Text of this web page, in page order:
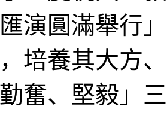
演圓滿舉行
培養其大方
勤奮、堅毅」